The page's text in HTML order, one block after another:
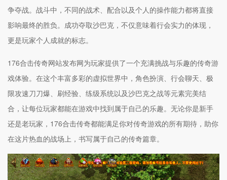
争夺战。战斗中，不同的战术、配合以及个人的操作能力都将直接
影响最终的胜负。成功夺取沙巴克，不仅意味着行会实力的体现，
更是玩家个人成就的标志。
176合击传奇网站发布网为玩家提供了一个充满挑战与乐趣的传奇游
戏体验。在这个丰富多彩的虚拟世界中，角色扮演、行会聊天、极
限攻速刀刀爆、刷经验、练级系统以及沙巴克之战等元素完美结
合，让每位玩家都能在游戏中找到属于自己的乐趣。无论你是新手
还是老玩家，176合击传奇都能满足你对传奇游戏的所有期待，助你
在这片热血的战场上，书写属于自己的传奇篇章。